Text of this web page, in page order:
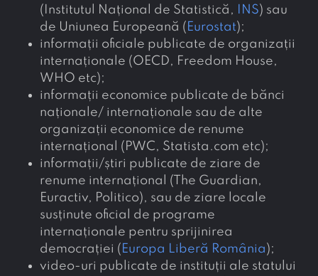
(Institutul Național de Statistică,
INS) sau
de Uniunea Europeană ( Eurostat);
informații oficiale publicate de organizații
internaționale (OECD, Freedom House,
WHO etc);
informații economice publicate de bănci
naționale/ internaționale sau de alte
organizații economice de renume
internațional (PWC, Statista.com etc);
informații/știri publicate de ziare de
renume internațional (The Guardian,
Euractiv, Politico), sau de ziare locale
susținute oficial de programe
internaționale pentru sprijinirea
democrației ( Europa Liberă România );
video-uri publicate de instituții ale statului